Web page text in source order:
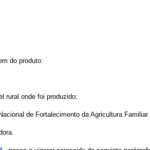
do produto:
rural onde foi produzido;
de Fortalecimento da Agricultura Familiar